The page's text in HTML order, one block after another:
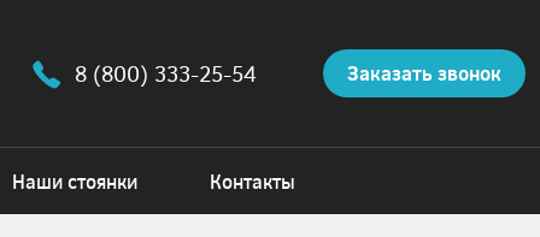
8 (800) 333-25-54 Заказать звонок
Наши стоянки Контакты